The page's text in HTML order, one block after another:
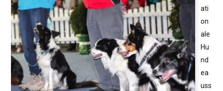
ati
on
ale
Hu
nd
ea
uss